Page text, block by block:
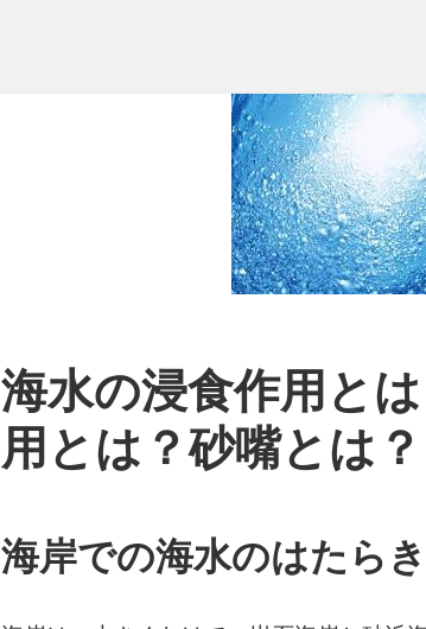
海水の浸食作用と
用とは？砂嘴とは？
海岸での海水のはたらき